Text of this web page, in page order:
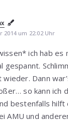
2014 um 22:02 Uhr
ich hab es
gespannt.
wieder. Dann
so kann ich
bestenfalls hilft
AMU und